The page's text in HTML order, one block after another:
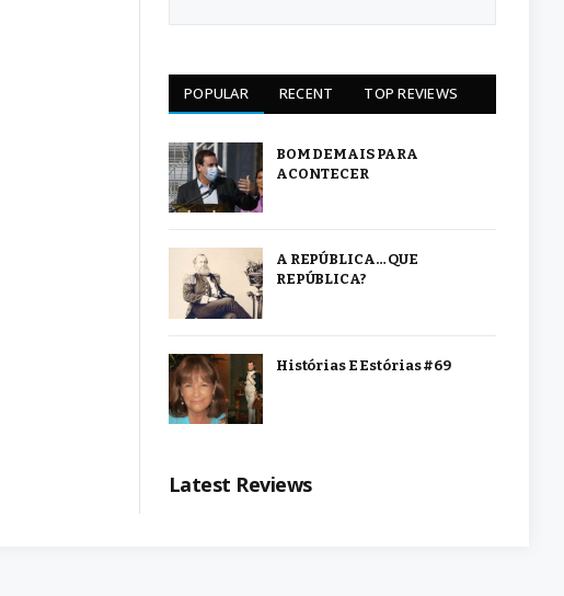
POPULAR RECENT TOP REVIEWS
BOM DEMAIS PARA
ACONTECER
A REPÚBLICA… QUE
REPÚBLICA?
Histórias E Estórias #69
Latest Reviews